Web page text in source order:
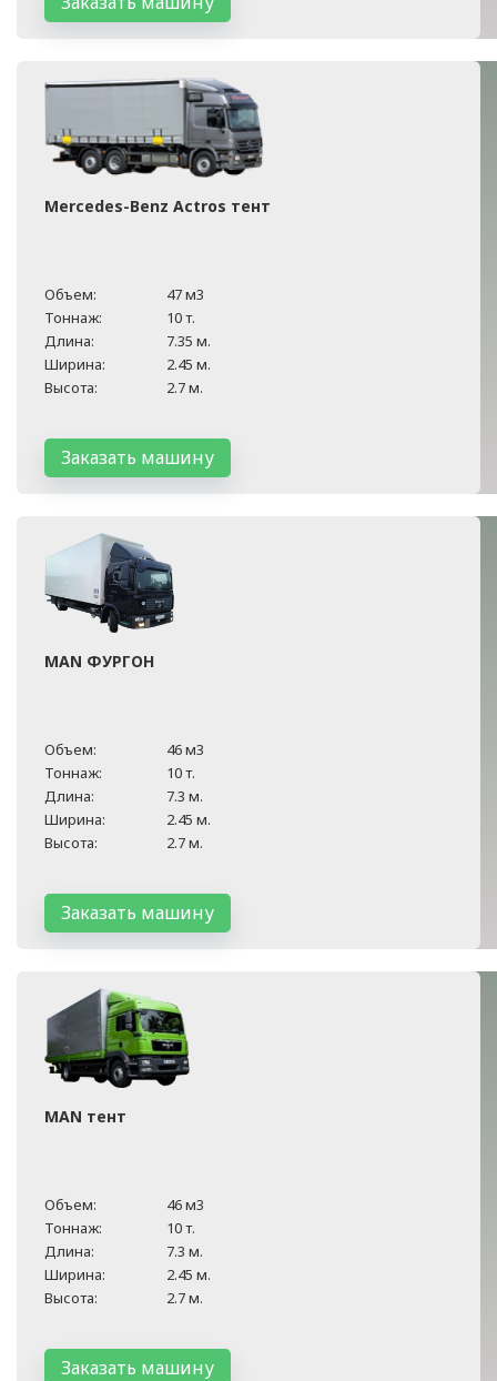
Mercedes-Benz Actros тент
Объем:
47 м3
Тоннаж:
10 т.
Длина:
7.35 м.
Ширина:
2.45 м.
Высота:
2.7 м.
Заказать машину
MAN ФУРГОН
Объем:
46 м3
Тоннаж:
10 т.
Длина:
7.3 м.
Ширина:
2.45 м.
Высота:
2.7 м.
Заказать машину
MAN тент
Объем:
46 м3
Тоннаж:
10 т.
Длина:
7.3 м.
Ширина:
2.45 м.
Высота:
2.7 м.
Заказать машину